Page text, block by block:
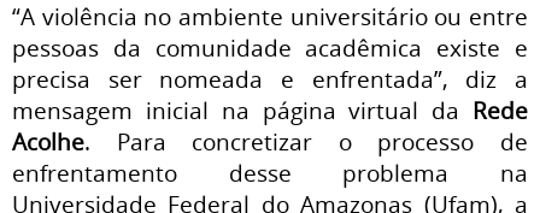
“A violência no ambiente universitário ou entre
pessoas da comunidade acadêmica existe e
precisa ser nomeada e enfrentada”, diz a
mensagem inicial na página virtual da Rede
Acolhe. Para concretizar o processo de
enfrentamento desse problema na
Universidade Federal do Amazonas (Ufam), a